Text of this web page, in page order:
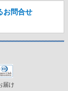
お問合せ
届け